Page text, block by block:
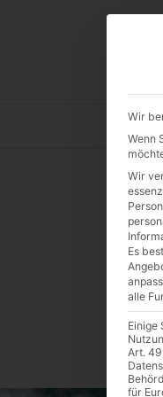
Wir
Wenn
Wir
Es
alle
Einige
Art. 49
für